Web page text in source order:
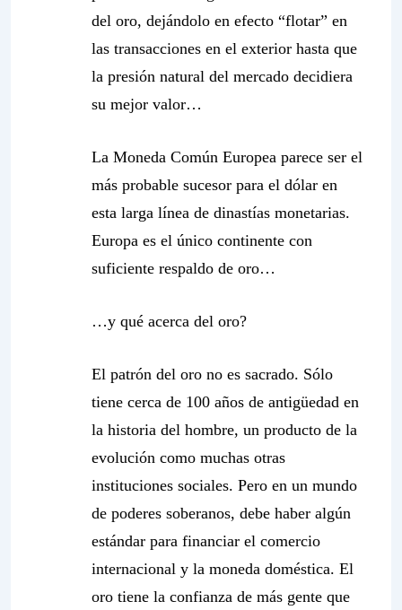
del oro, dejándolo en efecto “flotar” en
las transacciones en el exterior hasta que
la presión natural del mercado decidiera
su mejor valor…
La Moneda Común Europea parece ser el
más probable sucesor para el dólar en
esta larga línea de dinastías monetarias.
Europa es el único continente con
suficiente respaldo de oro…
…y qué acerca del oro?
El patrón del oro no es sacrado. Sólo
tiene cerca de 100 años de antigüedad en
la historia del hombre, un producto de la
evolución como muchas otras
instituciones sociales. Pero en un mundo
de poderes soberanos, debe haber algún
estándar para financiar el comercio
internacional y la moneda doméstica. El
oro tiene la confianza de más gente que